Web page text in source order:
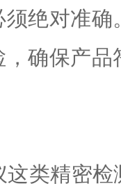
绝对准
确保产
这类精密